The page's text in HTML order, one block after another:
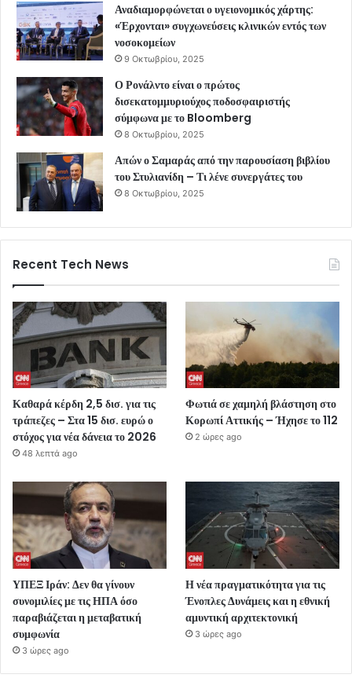
Αναδιαμορφώνεται ο υγειονομικός χάρτης:
«Έρχονται» συγχωνεύσεις κλινικών εντός των
νοσοκομείων
9 Οκτωβρίου, 2025
Ο Ρονάλντο είναι ο πρώτος
δισεκατομμυριούχος ποδοσφαιριστής
σύμφωνα με το Bloomberg
8 Οκτωβρίου, 2025
Απών ο Σαμαράς από την παρουσίαση βιβλίου
του Στυλιανίδη – Τι λένε συνεργάτες του
8 Οκτωβρίου, 2025
Recent Tech News
Καθαρά κέρδη 2,5 δισ. για τις
τράπεζες – Στα 15 δισ. ευρώ ο
στόχος για νέα δάνεια το 2026
48 λεπτά ago
Φωτιά σε χαμηλή βλάστηση στο
Κορωπί Αττικής – Ήχησε το 112
2 ώρες ago
ΥΠΕΞ Ιράν: Δεν θα γίνουν
συνομιλίες με τις ΗΠΑ όσο
παραβιάζεται η μεταβατική
συμφωνία
3 ώρες ago
Η νέα πραγματικότητα για τις
Ένοπλες Δυνάμεις και η εθνική
αμυντική αρχιτεκτονική
3 ώρες ago